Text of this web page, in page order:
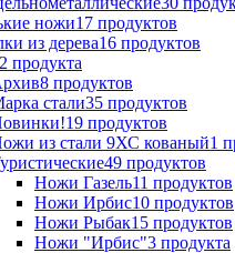
ножи17 продуктов
из дерева16 продуктов
продукта
8 продуктов
стали35 продуктов
19 продуктов
из стали 9ХС кованый1
49 продуктов
Ножи Газель11 продуктов
Ножи Ирбис10 продуктов
Ножи Рыбак15 продуктов
Ножи "Ирбис"3 продукта